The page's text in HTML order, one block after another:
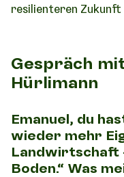
resilienteren
Gespräch
Hürlimann
Emanuel, du
wieder mehr
Landwirtschaft
Boden.“ Was